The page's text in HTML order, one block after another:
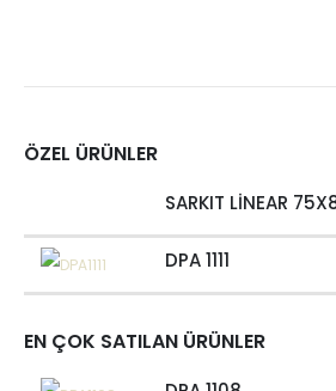
ÖZEL ÜRÜNLER
DPA 1111
EN ÇOK SATILAN ÜRÜNLER